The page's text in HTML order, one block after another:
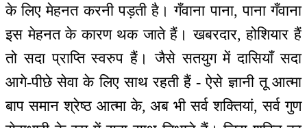
के लिए मेहनत करनी पड़ती है। गँवाना पाना, पाना गँवाना
इस मेहनत के कारण थक जाते हैं। खबरदार, होशियार हैं
तो सदा प्राप्ति स्वरुप हैं। जैसे सतयुग में दासियाँ सदा
आगे-पीछे सेवा के लिए साथ रहती हैं - ऐसे ज्ञानी तू आत्मा
बाप समान श्रेष्ठ आत्मा के, अब भी सर्व शक्तियां, सर्व गुण